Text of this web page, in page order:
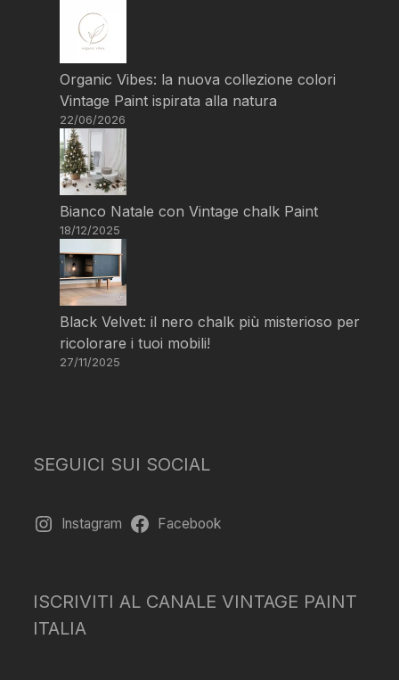
Organic Vibes: la nuova collezione colori
Vintage Paint ispirata alla natura
22/06/2026
Bianco Natale con Vintage chalk Paint
18/12/2025
Black Velvet: il nero chalk più misterioso per
ricolorare i tuoi mobili!
27/11/2025
SEGUICI SUI SOCIAL
Instagram Facebook
ISCRIVITI AL CANALE VINTAGE PAINT
ITALIA